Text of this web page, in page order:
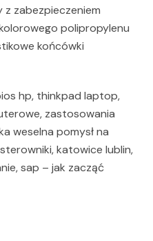
z zabezpieczeniem
polipropylenu
końcówki
hp, thinkpad laptop,
zastosowania
weselna pomysł na
katowice lublin,
sap – jak zacząć